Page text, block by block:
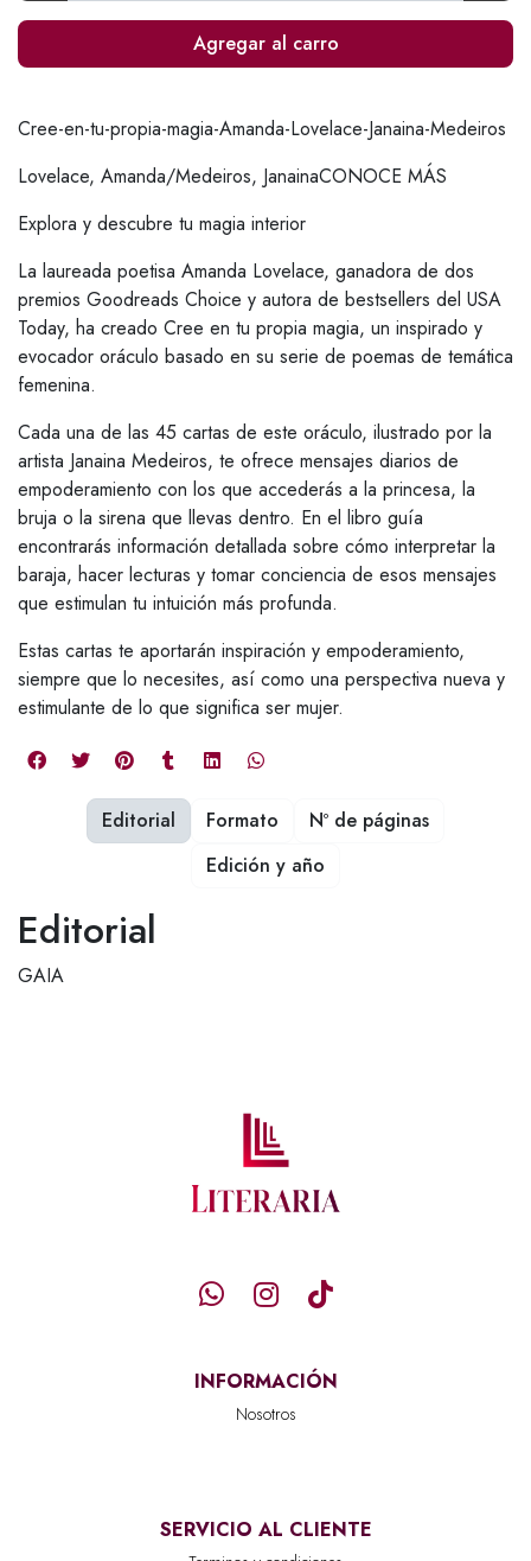
Agregar al carro
Cree-en-tu-propia-magia-Amanda-Lovelace-Janaina-Medeiros
Lovelace, Amanda/Medeiros, JanainaCONOCE MÁS
Explora y descubre tu magia interior
La laureada poetisa Amanda Lovelace, ganadora de dos
premios Goodreads Choice y autora de bestsellers del USA
Today, ha creado Cree en tu propia magia, un inspirado y
evocador oráculo basado en su serie de poemas de temática
femenina.
Cada una de las 45 cartas de este oráculo, ilustrado por la
artista Janaina Medeiros, te ofrece mensajes diarios de
empoderamiento con los que accederás a la princesa, la
bruja o la sirena que llevas dentro. En el libro guía
encontrarás información detallada sobre cómo interpretar la
baraja, hacer lecturas y tomar conciencia de esos mensajes
que estimulan tu intuición más profunda.
Estas cartas te aportarán inspiración y empoderamiento,
siempre que lo necesites, así como una perspectiva nueva y
estimulante de lo que significa ser mujer.
Editorial
GAIA
Editorial Formato
Nº de páginas
Edición y año
INFORMACIÓN
Nosotros
SERVICIO AL CLIENTE